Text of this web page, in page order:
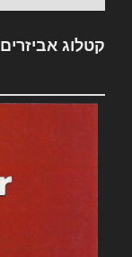
קטלוג אביזרים Jeep 1980